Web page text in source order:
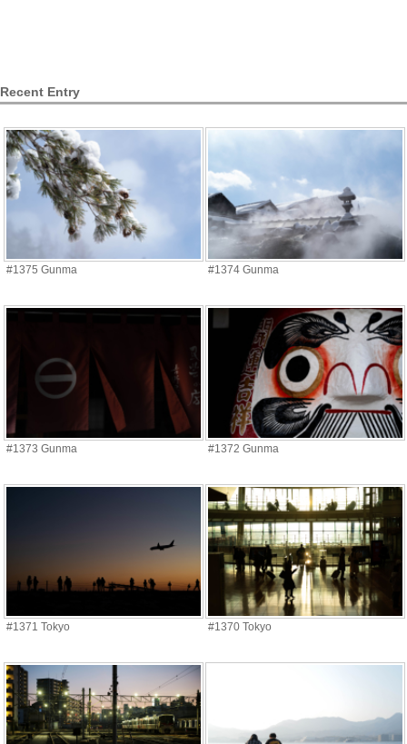
Recent Entry
#1375 Gunma #1374 Gunma
#1373 Gunma #1372 Gunma
#1371 Tokyo #1370 Tokyo